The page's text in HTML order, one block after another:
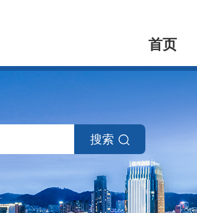
首页
搜索